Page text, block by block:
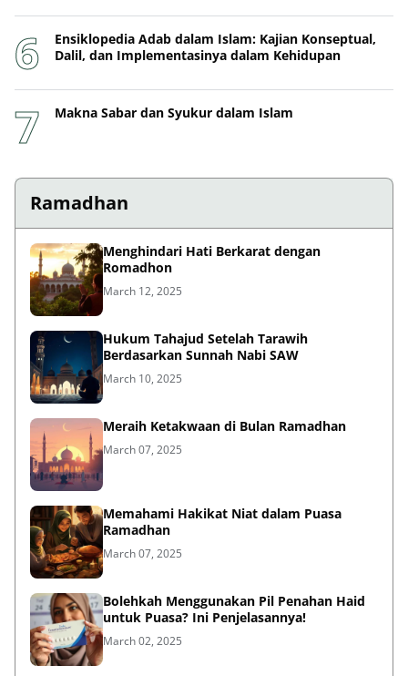
Ensiklopedia Adab dalam Islam: Kajian Konseptual,
Dalil, dan Implementasinya dalam Kehidupan
Makna Sabar dan Syukur dalam Islam
Ramadhan
Menghindari Hati Berkarat dengan
Romadhon
March 12, 2025
Hukum Tahajud Setelah Tarawih
Berdasarkan Sunnah Nabi SAW
March 10, 2025
Meraih Ketakwaan di Bulan Ramadhan
March 07, 2025
Memahami Hakikat Niat dalam Puasa
Ramadhan
March 07, 2025
Bolehkah Menggunakan Pil Penahan Haid
untuk Puasa? Ini Penjelasannya!
March 02, 2025